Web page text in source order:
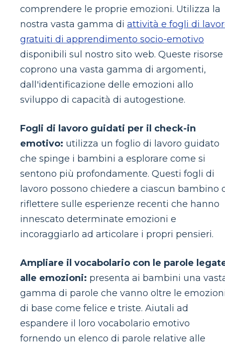
comprendere le proprie emozioni. Utilizza la
nostra vasta gamma di attività e fogli di
gratuiti di apprendimento socio-emotivo
disponibili sul nostro sito web. Queste risorse
coprono una vasta gamma di argomenti,
dall'identificazione delle emozioni allo
sviluppo di capacità di autogestione.
Fogli di lavoro guidati per il check-in
emotivo: utilizza un foglio di lavoro guidato
che spinge i bambini a esplorare come si
sentono più profondamente. Questi fogli di
lavoro possono chiedere a ciascun bambino
riflettere sulle esperienze recenti che hanno
innescato determinate emozioni e
incoraggiarlo ad articolare i propri pensieri.
Ampliare il vocabolario con le parole
alle emozioni: presenta ai bambini una
gamma di parole che vanno oltre le
di base come felice e triste. Aiutali ad
espandere il loro vocabolario emotivo
fornendo un elenco di parole relative alle